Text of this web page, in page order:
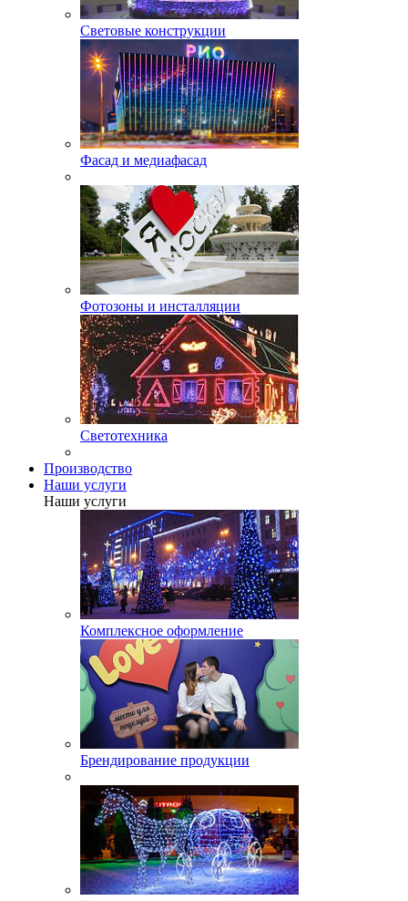
Световые конструкции
Фасад и медиафасад
Фотозоны и инсталляции
Светотехника
Производство
Наши услуги
Наши услуги
Комплексное оформление
Брендирование продукции